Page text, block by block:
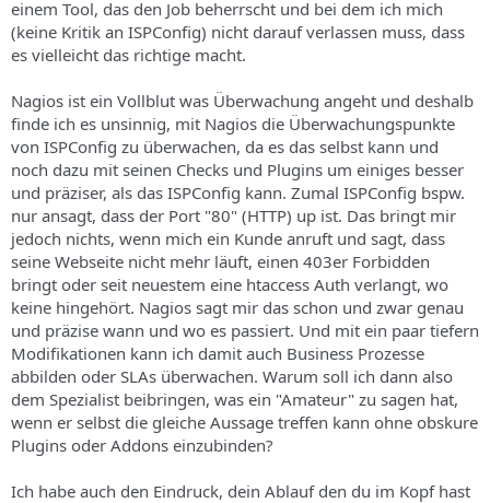
einem Tool, das den Job beherrscht und bei dem ich mich
(keine Kritik an ISPConfig) nicht darauf verlassen muss, dass
es vielleicht das richtige macht.
Nagios ist ein Vollblut was Überwachung angeht und deshalb
finde ich es unsinnig, mit Nagios die Überwachungspunkte
von ISPConfig zu überwachen, da es das selbst kann und
noch dazu mit seinen Checks und Plugins um einiges besser
und präziser, als das ISPConfig kann. Zumal ISPConfig bspw.
nur ansagt, dass der Port "80" (HTTP) up ist. Das bringt mir
jedoch nichts, wenn mich ein Kunde anruft und sagt, dass
seine Webseite nicht mehr läuft, einen 403er Forbidden
bringt oder seit neuestem eine htaccess Auth verlangt, wo
keine hingehört. Nagios sagt mir das schon und zwar genau
und präzise wann und wo es passiert. Und mit ein paar tiefern
Modifikationen kann ich damit auch Business Prozesse
abbilden oder SLAs überwachen. Warum soll ich dann also
dem Spezialist beibringen, was ein "Amateur" zu sagen hat,
wenn er selbst die gleiche Aussage treffen kann ohne obskure
Plugins oder Addons einzubinden?
Ich habe auch den Eindruck, dein Ablauf den du im Kopf hast